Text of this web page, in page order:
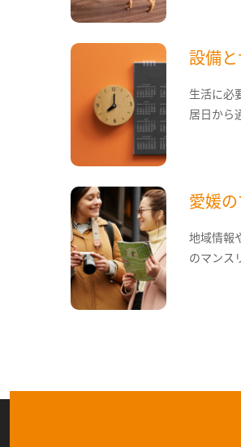
設備
生活に必
居日から
愛媛
地域情報
のマンス